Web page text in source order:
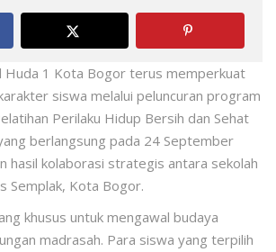
Huda 1 Kota Bogor terus memperkuat
siswa melalui peluncuran program
Perilaku Hidup Bersih dan Sehat
berlangsung pada 24 September
hasil kolaborasi strategis antara sekolah
Semplak, Kota Bogor.
khusus untuk mengawal budaya
madrasah. Para siswa yang terpilih